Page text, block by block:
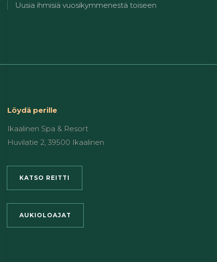
Uusia ihmisiä vuosikymmenestä toiseen
Löydä perille
Ikaalinen Spa & Resort
Huvilatie 2, 39500 Ikaalinen
KATSO REITTI
AUKIOLOAJAT